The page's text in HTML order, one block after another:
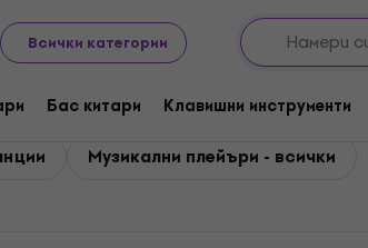
Всички категории
Бас китари Клавишни инструменти
Madison Музикални плейъри
плейъри
Музикални плейъри - всички